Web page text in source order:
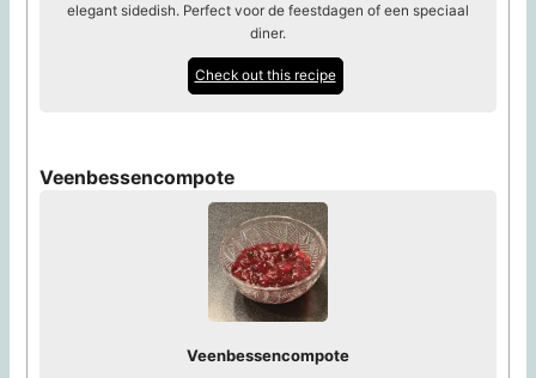
elegant sidedish. Perfect voor de feestdagen of een speciaal
diner.
Check out this recipe
Veenbessencompote
Veenbessencompote